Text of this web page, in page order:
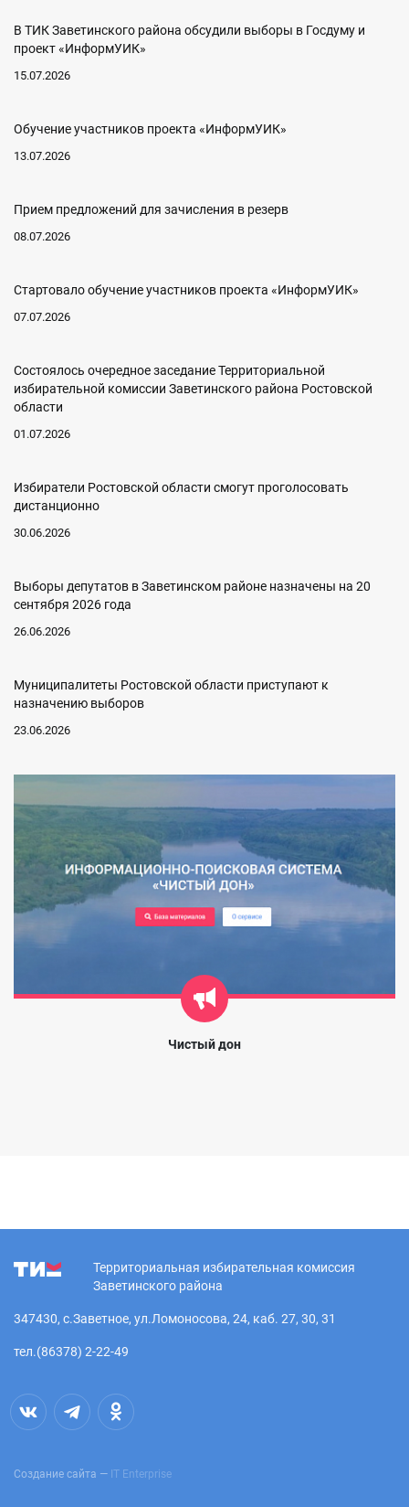
В ТИК Заветинского района обсудили выборы в Госдуму и
проект «ИнформУИК»
15.07.2026
Обучение участников проекта «ИнформУИК»
13.07.2026
Прием предложений для зачисления в резерв
08.07.2026
Стартовало обучение участников проекта «ИнформУИК»
07.07.2026
Состоялось очередное заседание Территориальной
избирательной комиссии Заветинского района Ростовской
области
01.07.2026
Избиратели Ростовской области смогут проголосовать
дистанционно
30.06.2026
Выборы депутатов в Заветинском районе назначены на 20
сентября 2026 года
26.06.2026
Муниципалитеты Ростовской области приступают к
назначению выборов
23.06.2026
Чистый дон
Территориальная избирательная комиссия
Заветинского района
347430, с.Заветное, ул.Ломоносова, 24, каб. 27, 30, 31
тел.(86378) 2-22-49
Создание сайта — IT Enterprise